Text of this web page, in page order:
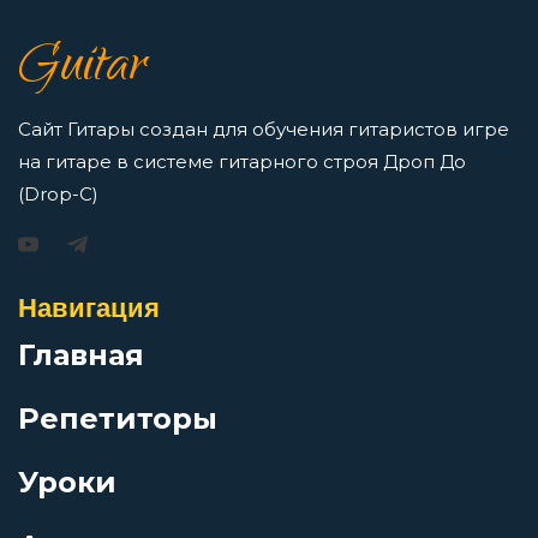
Колхозный панк
Колыбельная
Комары
Кума
Кусок
Просмотров: 16422 чел.
Перейти
гитары
Перейти
Просмотров: 10506 чел.
Guitar
Сайт Гитары создан для обучения гитаристов игре
на гитаре в системе гитарного строя Дроп До
(Drop-C)
Навигация
Главная
Репетиторы
Уроки